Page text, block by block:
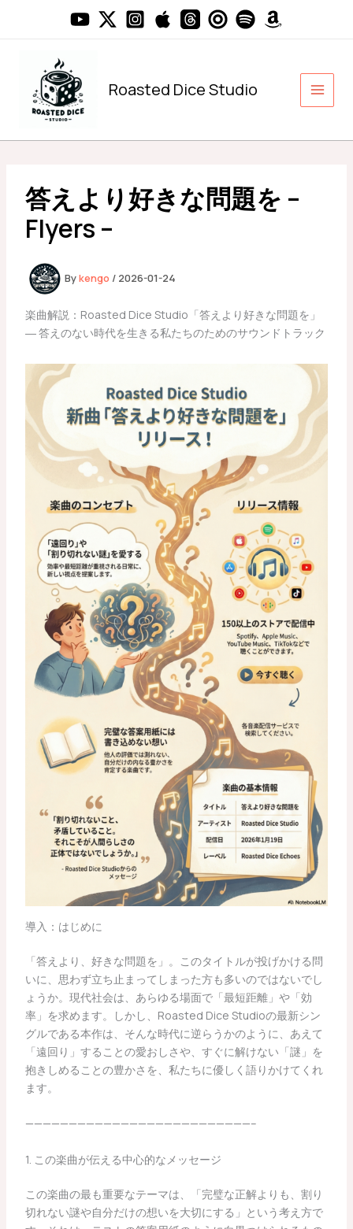
Roasted Dice Studio
答えより好きな問題を –
Flyers –
Bykengo / 2026-01-24
楽曲解説：Roasted Dice Studio「答えより好きな問題を」
― 答えのない時代を生きる私たちのためのサウンドトラック
導入：はじめに
「答えより、好きな問題を」。このタイトルが投げかける問
いに、思わず立ち止まってしまった方も多いのではないでし
ょうか。現代社会は、あらゆる場面で「最短距離」や「効
率」を求めます。しかし、Roasted Dice Studioの最新シン
グルである本作は、そんな時代に逆らうかのように、あえて
「遠回り」することの愛おしさや、すぐに解けない「謎」を
抱きしめることの豊かさを、私たちに優しく語りかけてくれ
ます。
——————————————————————————–
1. この楽曲が伝える中心的なメッセージ
この楽曲の最も重要なテーマは、「完璧な正解よりも、割り
切れない謎や自分だけの想いを大切にする」という考え方で